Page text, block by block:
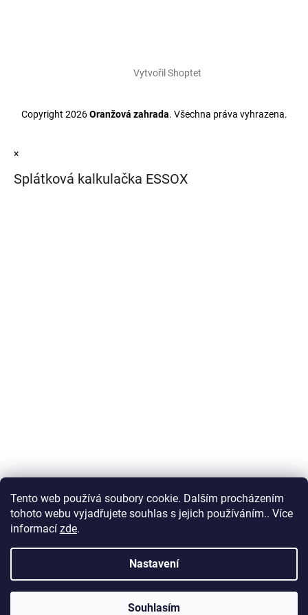
Tento web používá soubory cookie. Dalším procházením
tohoto webu vyjadřujete souhlas s jejich používáním.. Více
informací zde.
Nastavení
Souhlasím
Vytvořil Shoptet
Copyright 2026Oranžová zahrada. Všechna práva vyhrazena.
×
Splátková kalkulačka ESSOX